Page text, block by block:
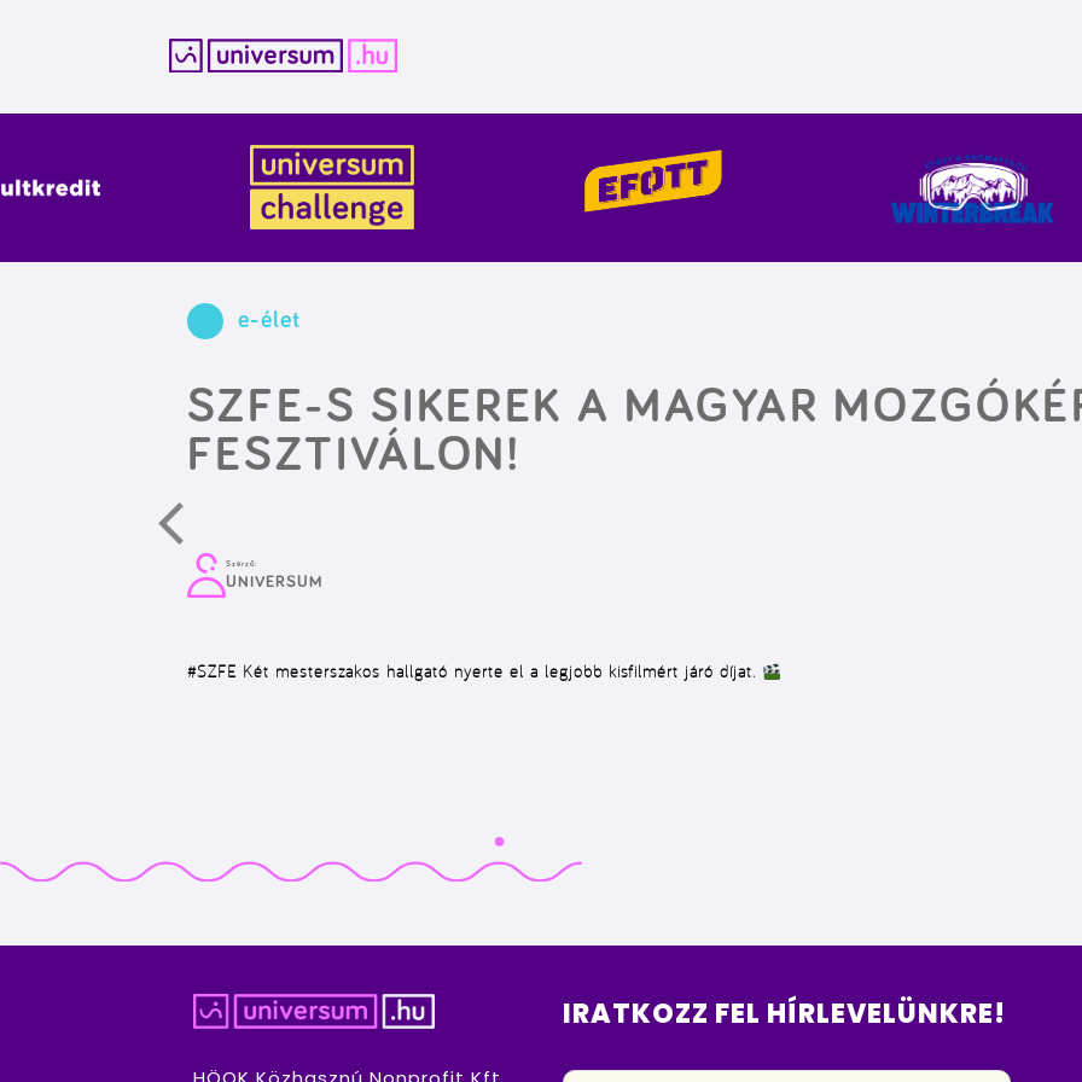
e-élet
SZFE-S SIKEREK A MAGYAR
FESZTIVÁLON!
Szerző:
UNIVERSUM
#SZFE Két mesterszakos hallgató nyerte el a legjobb kisfilmért járó díjat.
IRATKOZZ FEL HÍRLEVELÜNKRE!